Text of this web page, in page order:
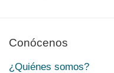
Conócenos
¿Quiénes somos?